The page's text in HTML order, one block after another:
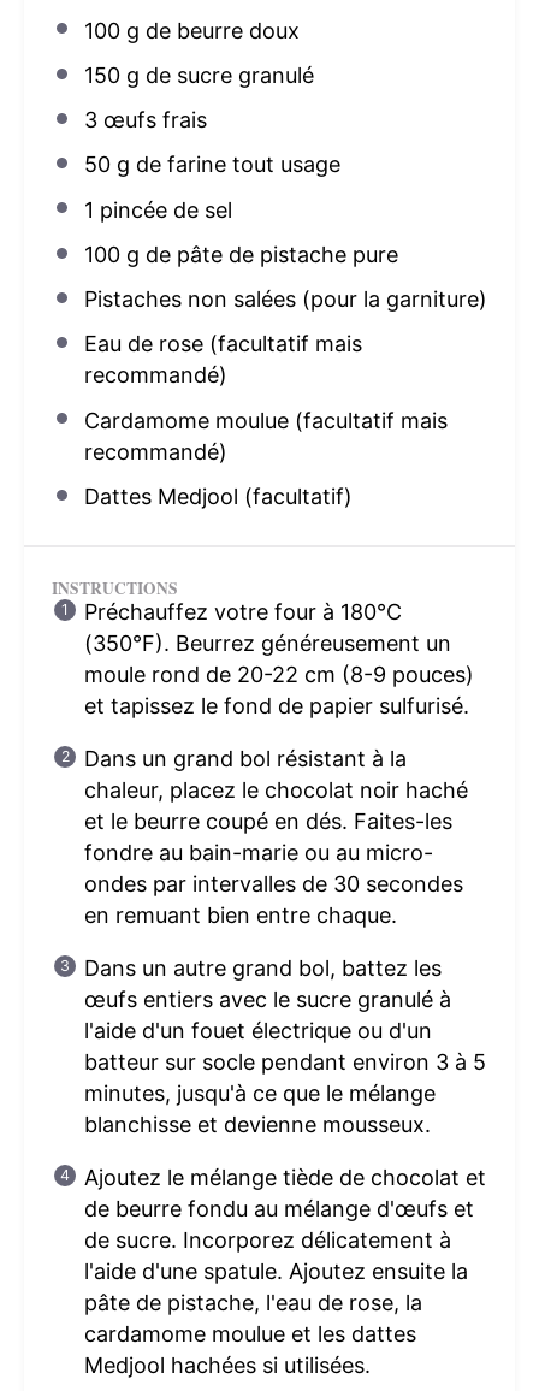
100 g de beurre doux
150 g de sucre granulé
3œufs frais
50 g de farine tout usage
1 pincée de sel
100 g de pâte de pistache pure
Pistaches non salées (pour la garniture)
Eau de rose (facultatif mais
recommandé)
Cardamome moulue (facultatif mais
recommandé)
Dattes Medjool (facultatif)
INSTRUCTIONS
Préchauffez votre four à 180°C
(350°F). Beurrez généreusement un
moule rond de 20-22 cm (8-9 pouces)
et tapissez le fond de papier sulfurisé.
Dans un grand bol résistant à la
chaleur, placez le chocolat noir haché
et le beurre coupé en dés. Faites-les
fondre au bain-marie ou au micro-
ondes par intervalles de 30 secondes
en remuant bien entre chaque.
Dans un autre grand bol, battez les
œufs entiers avec le sucre granulé à
l'aide d'un fouet électrique ou d'un
batteur sur socle pendant environ 3 à 5
minutes, jusqu'à ce que le mélange
blanchisse et devienne mousseux.
Ajoutez le mélange tiède de chocolat et
de beurre fondu au mélange d'œufs et
de sucre. Incorporez délicatement à
l'aide d'une spatule. Ajoutez ensuite la
pâte de pistache, l'eau de rose, la
cardamome moulue et les dattes
Medjool hachées si utilisées.